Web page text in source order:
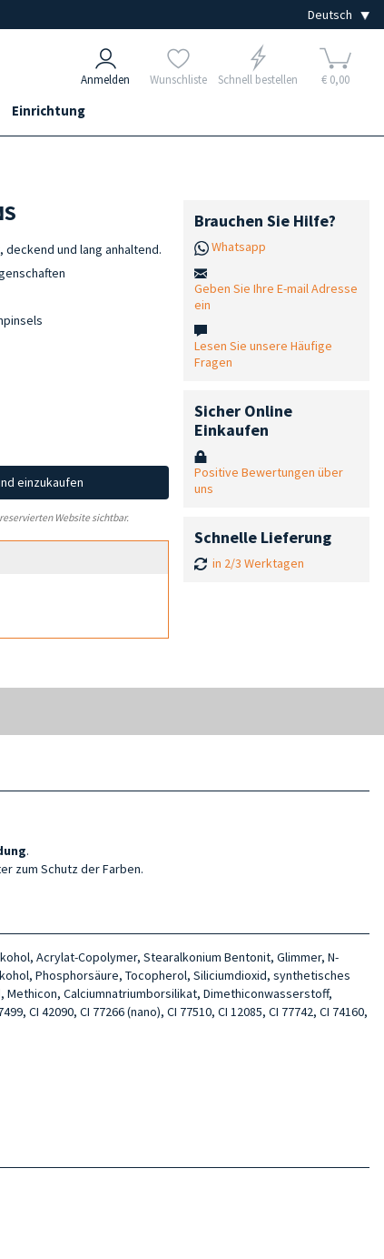
Anmelden Wunschliste Schnell bestellen € 0,00
Einrichtung
und lang anhaltend.
einzukaufen
Website sichtbar.
Brauchen Sie Hilfe?
Whatsapp
Geben Sie Ihre E-mail Adresse
ein
Lesen Sie unsere Häufige
Fragen
Sicher Online
Einkaufen
Positive Bewertungen über
uns
Schnelle Lieferung
in 2/3 Werktagen
.
zum Schutz der Farben.
Acrylat-Copolymer, Stearalkonium Bentonit, Glimmer, N-
Phosphorsäure, Tocopherol, Siliciumdioxid, synthetisches
Calciumnatriumborsilikat, Dimethiconwasserstoff,
CI 42090, CI 77266 (nano), CI 77510, CI 12085, CI 77742, CI 74160,